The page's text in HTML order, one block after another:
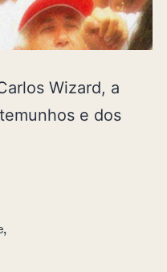
Wizard, a
e dos
,